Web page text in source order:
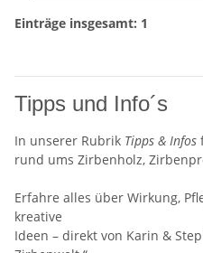
Einträge insgesamt: 1
Tipps und Info´s
In unserer Rubrik Tipps & Infos
rund ums Zirbenholz,
Erfahre alles über Wirkung,
kreative
Ideen – direkt von Karin &